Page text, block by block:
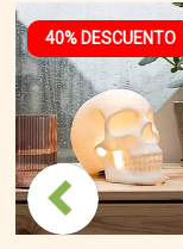
40% DESCUENTO